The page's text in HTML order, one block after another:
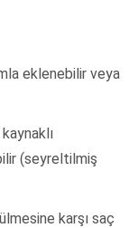
eklenebilir veya
(seyreltilmiş
karşı saç